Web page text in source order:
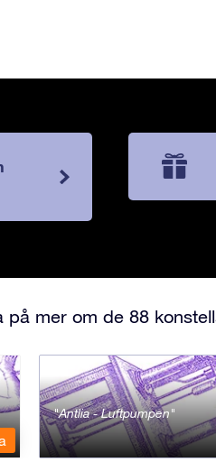
på mer om de 88
Antlia - Luftpumpen